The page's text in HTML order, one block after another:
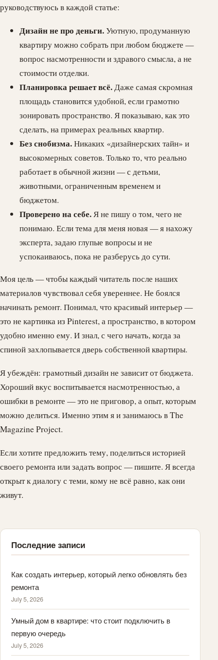
руководствуюсь в каждой статье:
Дизайн не про деньги.Уютную, продуманную
квартиру можно собрать при любом бюджете —
вопрос насмотренности и здравого смысла, а не
стоимости отделки.
Планировка решает всё.Даже самая скромная
площадь становится удобной, если грамотно
зонировать пространство. Я показываю, как это
сделать, на примерах реальных квартир.
Без снобизма.Никаких «дизайнерских тайн» и
высокомерных советов. Только то, что реально
работает в обычной жизни — с детьми,
животными, ограниченным временем и
бюджетом.
Проверено на себе.Я не пишу о том, чего не
понимаю. Если тема для меня новая — я нахожу
эксперта, задаю глупые вопросы и не
успокаиваюсь, пока не разберусь до сути.
Моя цель — чтобы каждый читатель после наших
материалов чувствовал себя увереннее. Не боялся
начинать ремонт. Понимал, что красивый интерьер —
это не картинка из Pinterest, а пространство, в котором
удобно именно ему. И знал, с чего начать, когда за
спиной захлопывается дверь собственной квартиры.
Я убеждён: грамотный дизайн не зависит от бюджета.
Хороший вкус воспитывается насмотренностью, а
ошибки в ремонте — это не приговор, а опыт, которым
можно делиться. Именно этим я и занимаюсь в The
Magazine Project.
Если хотите предложить тему, поделиться историей
своего ремонта или задать вопрос — пишите. Я всегда
открыт к диалогу с теми, кому не всё равно, как они
живут.
Последние записи
Как создать интерьер, который легко обновлять без
ремонта
July 5, 2026
Умный дом в квартире: что стоит подключить в
первую очередь
July 5, 2026